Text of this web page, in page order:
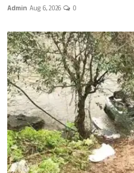
Admin Aug 6, 2026 0